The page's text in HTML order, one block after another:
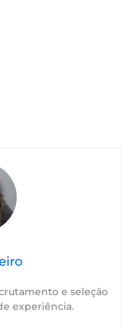
e seleção
experiência.